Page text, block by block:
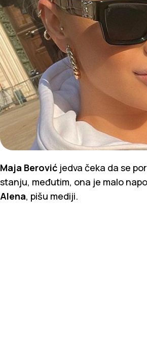
Maja Berović jedva čeka da se
stanju, međutim, ona je malo
Alena, pišu mediji.